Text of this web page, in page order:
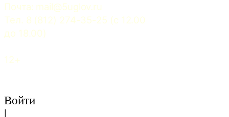
Почта: mail@5uglov.ru
Тел. 8 (812) 274-35-25 (c 12.00
до 18.00)
12+
Войти
|